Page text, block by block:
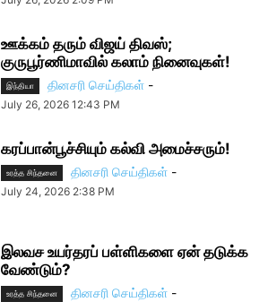
ஊக்கம் தரும் விஜய் திவஸ்;
குருபூர்ணிமாவில் கலாம் நினைவுகள்!
இந்தியா தினசரி செய்திகள் -
July 26, 2026 12:43 PM
கரப்பான்பூச்சியும் கல்வி அமைச்சரும்!
உரத்த சிந்தனை தினசரி செய்திகள் -
July 24, 2026 2:38 PM
இலவச உயர்தரப் பள்ளிகளை ஏன் தடுக்க
வேண்டும்?
உரத்த சிந்தனை தினசரி செய்திகள் -